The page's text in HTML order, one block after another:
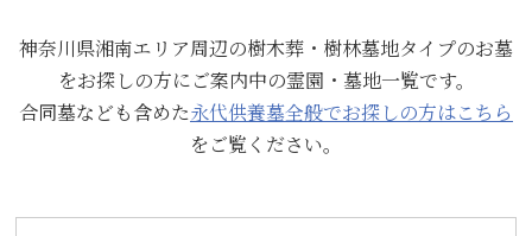
神奈川県湘南エリア周辺の樹木葬・樹林墓地タイプのお墓
をお探しの方にご案内中の霊園・墓地一覧です。
合同墓なども含めた永代供養墓全般でお探しの方はこちら
をご覧ください。